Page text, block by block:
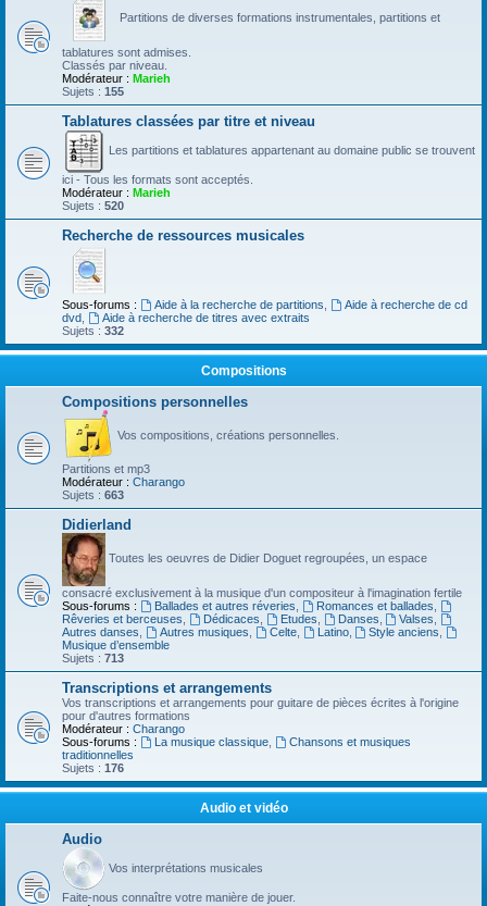
Partitions de diverses formations instrumentales, partitions et
tablatures sont admises.
Classés par niveau.
Modérateur : Marieh
Sujets : 155
Tablatures classées par titre et niveau
Les partitions et tablatures appartenant au domaine public se trouvent
ici - Tous les formats sont acceptés.
Modérateur : Marieh
Sujets : 520
Recherche de ressources musicales
Sous-forums : Aide à la recherche de partitions
Aide à recherche de cd
dvd
Aide à recherche de titres avec extraits
Sujets : 332
Compositions
Compositions personnelles
Vos compositions, créations personnelles.
Partitions et mp3
Modérateur : Charango
Sujets : 663
Didierland
Toutes les oeuvres de Didier Doguet regroupées, un espace
consacré exclusivement à la musique d'un compositeur à l'imagination fertile
Sous-forums :
Ballades et autres réveries Romances et ballades
Rêveries et berceuses
Dédicaces Etudes Danses Valses
Autres danses
Autres musiques Celte, Latino, Style anciens
Musique d’ensemble
Sujets : 713
Transcriptions et arrangements
Vos transcriptions et arrangements pour guitare de pièces écrites à l'origine
pour d'autres formations
Modérateur : Charango
Sous-forums :
La musique classique,
Chansons et musiques
traditionnelles
Sujets : 176
Audio et vidéo
Audio
Vos interprétations musicales
Faite-nous connaître votre manière de jouer.